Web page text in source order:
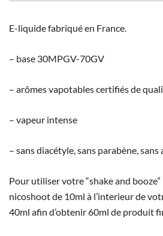
E-liquide fabriqué en France.
– base 30MPGV-70GV
– arômes vapotables certifiés de
– vapeur intense
– sans diacétyle, sans parabène, sans
Pour utiliser votre “shake and
nicoshoot de 10ml à l’interieur de
40ml afin d’obtenir 60ml de produit